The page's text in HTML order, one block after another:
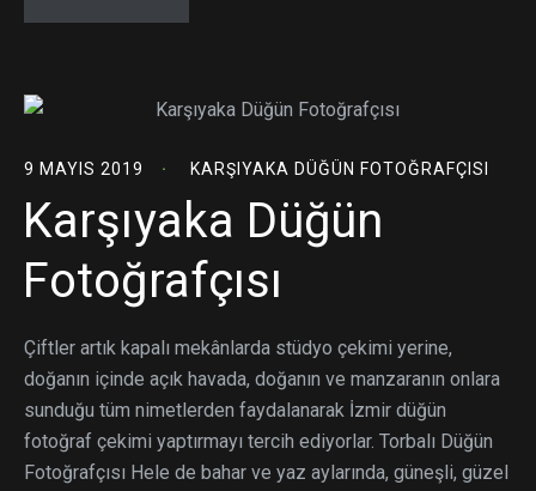
9 MAYIS 2019 KARŞIYAKA DÜĞÜN FOTOĞRAFÇISI
Karşıyaka Düğün
Fotoğrafçısı
Çiftler artık kapalı mekânlarda stüdyo çekimi yerine,
doğanın içinde açık havada, doğanın ve manzaranın onlara
sunduğu tüm nimetlerden faydalanarak İzmir düğün
fotoğraf çekimi yaptırmayı tercih ediyorlar. Torbalı Düğün
Fotoğrafçısı Hele de bahar ve yaz aylarında, güneşli, güzel